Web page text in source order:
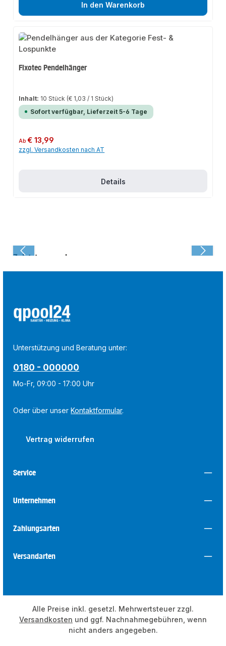
In den Warenkorb
Fixotec Pendelhänger
Inhalt: 10 Stück (€ 1,03 / 1 Stück)
Sofort verfügbar, Lieferzeit 5-6 Tage
Regulärer Preis:
Ab€ 13,99
zzgl. Versandkosten nach AT
Details
Zuletzt angesehen:
Unterstützung und Beratung unter:
0180 - 000000
Mo-Fr, 09:00 - 17:00 Uhr
Oder über unserKontaktformular.
Vertrag widerrufen
Service
Unternehmen
Zahlungsarten
Versandarten
Alle Preise inkl. gesetzl. Mehrwertsteuer zzgl.
Versandkosten und ggf. Nachnahmegebühren, wenn
nicht anders angegeben.